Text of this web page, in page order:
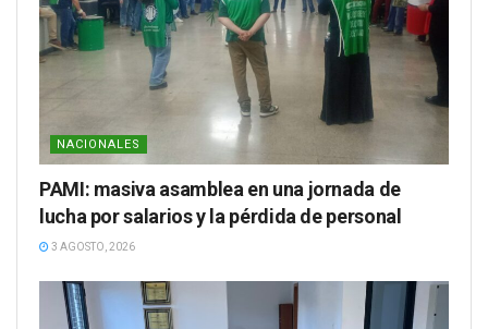
NACIONALES
PAMI: masiva asamblea en una jornada de
lucha por salarios y la pérdida de personal
3 AGOSTO, 2026